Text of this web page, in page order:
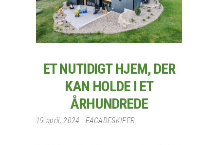
ET NUTIDIGT HJEM, DER
KAN HOLDE I ET
ÅRHUNDREDE
19 april, 2024 FACADESKIFER